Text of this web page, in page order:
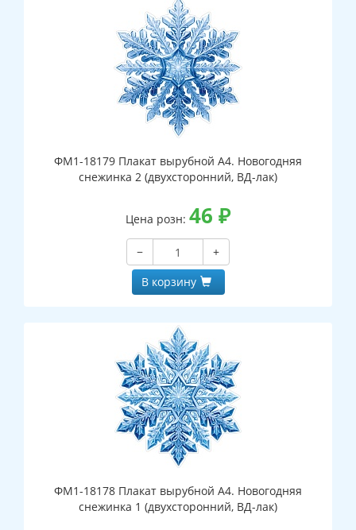
ФМ1-18179 Плакат вырубной А4. Новогодняя
снежинка 2 (двухсторонний, ВД-лак)
Цена розн: 46 ₽
−
+
В корзину
ФМ1-18178 Плакат вырубной А4. Новогодняя
снежинка 1 (двухсторонний, ВД-лак)